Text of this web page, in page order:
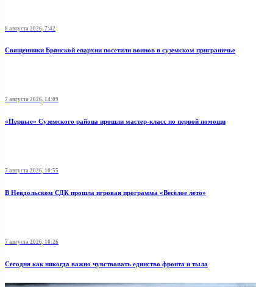
8 августа 2026, 7:42
Священники Брянской епархии посетили воинов в суземском приграничье
7 августа 2026, 14:09
«Первые» Суземского района прошли мастер-класс по первой помощи
7 августа 2026, 10:55
В Невдольском СДК прошла игровая программа «Весёлое лето»
7 августа 2026, 10:26
Сегодня как никогда важно чувствовать единство фронта и тыла